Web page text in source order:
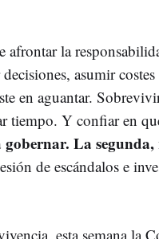
afrontar la
asumir
en aguantar.
tiempo. Y confiar en
La segunda,
de escándalos e
esta semana la